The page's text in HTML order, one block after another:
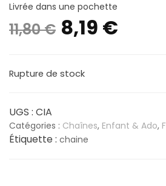
Livrée dans une pochette
11,80€ Le
initial
11,80 €.
8,19 €
Rupture de stock
UGS : CIA
Catégories : Chaînes, Enfant & Ado,
Étiquette : chaine